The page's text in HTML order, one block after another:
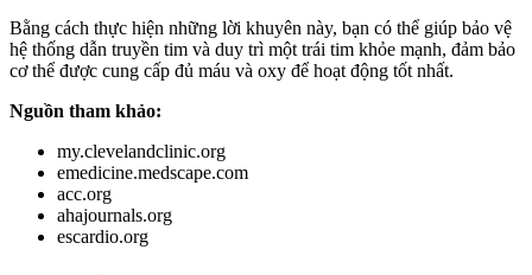
Bằng cách thực hiện những lời khuyên này, bạn có thể giúp bảo vệ
hệ thống dẫn truyền tim và duy trì một trái tim khỏe mạnh, đảm bảo
cơ thể được cung cấp đủ máu và oxy để hoạt động tốt nhất.
Nguồn tham khảo:
my.clevelandclinic.org
emedicine.medscape.com
acc.org
ahajournals.org
escardio.org